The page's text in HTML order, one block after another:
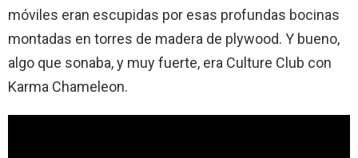
móviles eran escupidas por esas profundas bocinas
montadas en torres de madera de plywood. Y bueno,
algo que sonaba, y muy fuerte, era Culture Club con
Karma Chameleon.